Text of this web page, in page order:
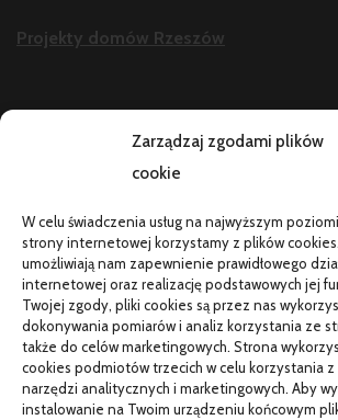
Zarządzaj zgodami plików
cookie
W celu świadczenia usług na najwyższym
strony internetowej korzystamy z plików
umożliwiają nam zapewnienie prawidłowego
internetowej oraz realizację podstawowych jej
Twojej zgody, pliki cookies są przez nas
dokonywania pomiarów i analiz korzystania ze
także do celów marketingowych. Strona
cookies podmiotów trzecich w celu korzystania
narzędzi analitycznych i marketingowych. Aby
instalowanie na Twoim urządzeniu końcowym
Projekty domów Rzeszów
Telefon zawiesza się i wyłącza pod
PR od podstaw w małej firmie: nauka i
Termin do specjalisty za kilka miesięcy: co
Porządkowanie faktur kosztowych przed
TO SIĘ CZYTA